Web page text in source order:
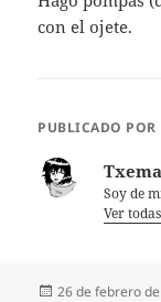
con el ojete.
PUBLICADO POR
Soy de
Ver
Publicado
26 de febrero